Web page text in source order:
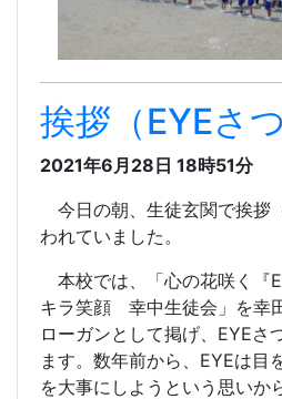
挨拶（EYEさ
2021年6月28日 18時51分
今日の朝、生徒玄関で挨拶
われていました。
本校では、「心の花咲く『
キラ笑顔 幸中生徒会」を幸
ローガンとして掲げ、EYEさ
ます。数年前から、EYEは目
を大事にしようという思いか